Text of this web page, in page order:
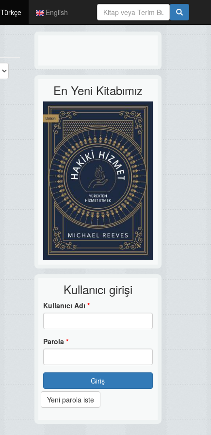
Türkçe English
En Yeni Kitabımız
Kullanıcı girişi
Kullanıcı Adı *
Parola *
Giriş
Yeni parola iste